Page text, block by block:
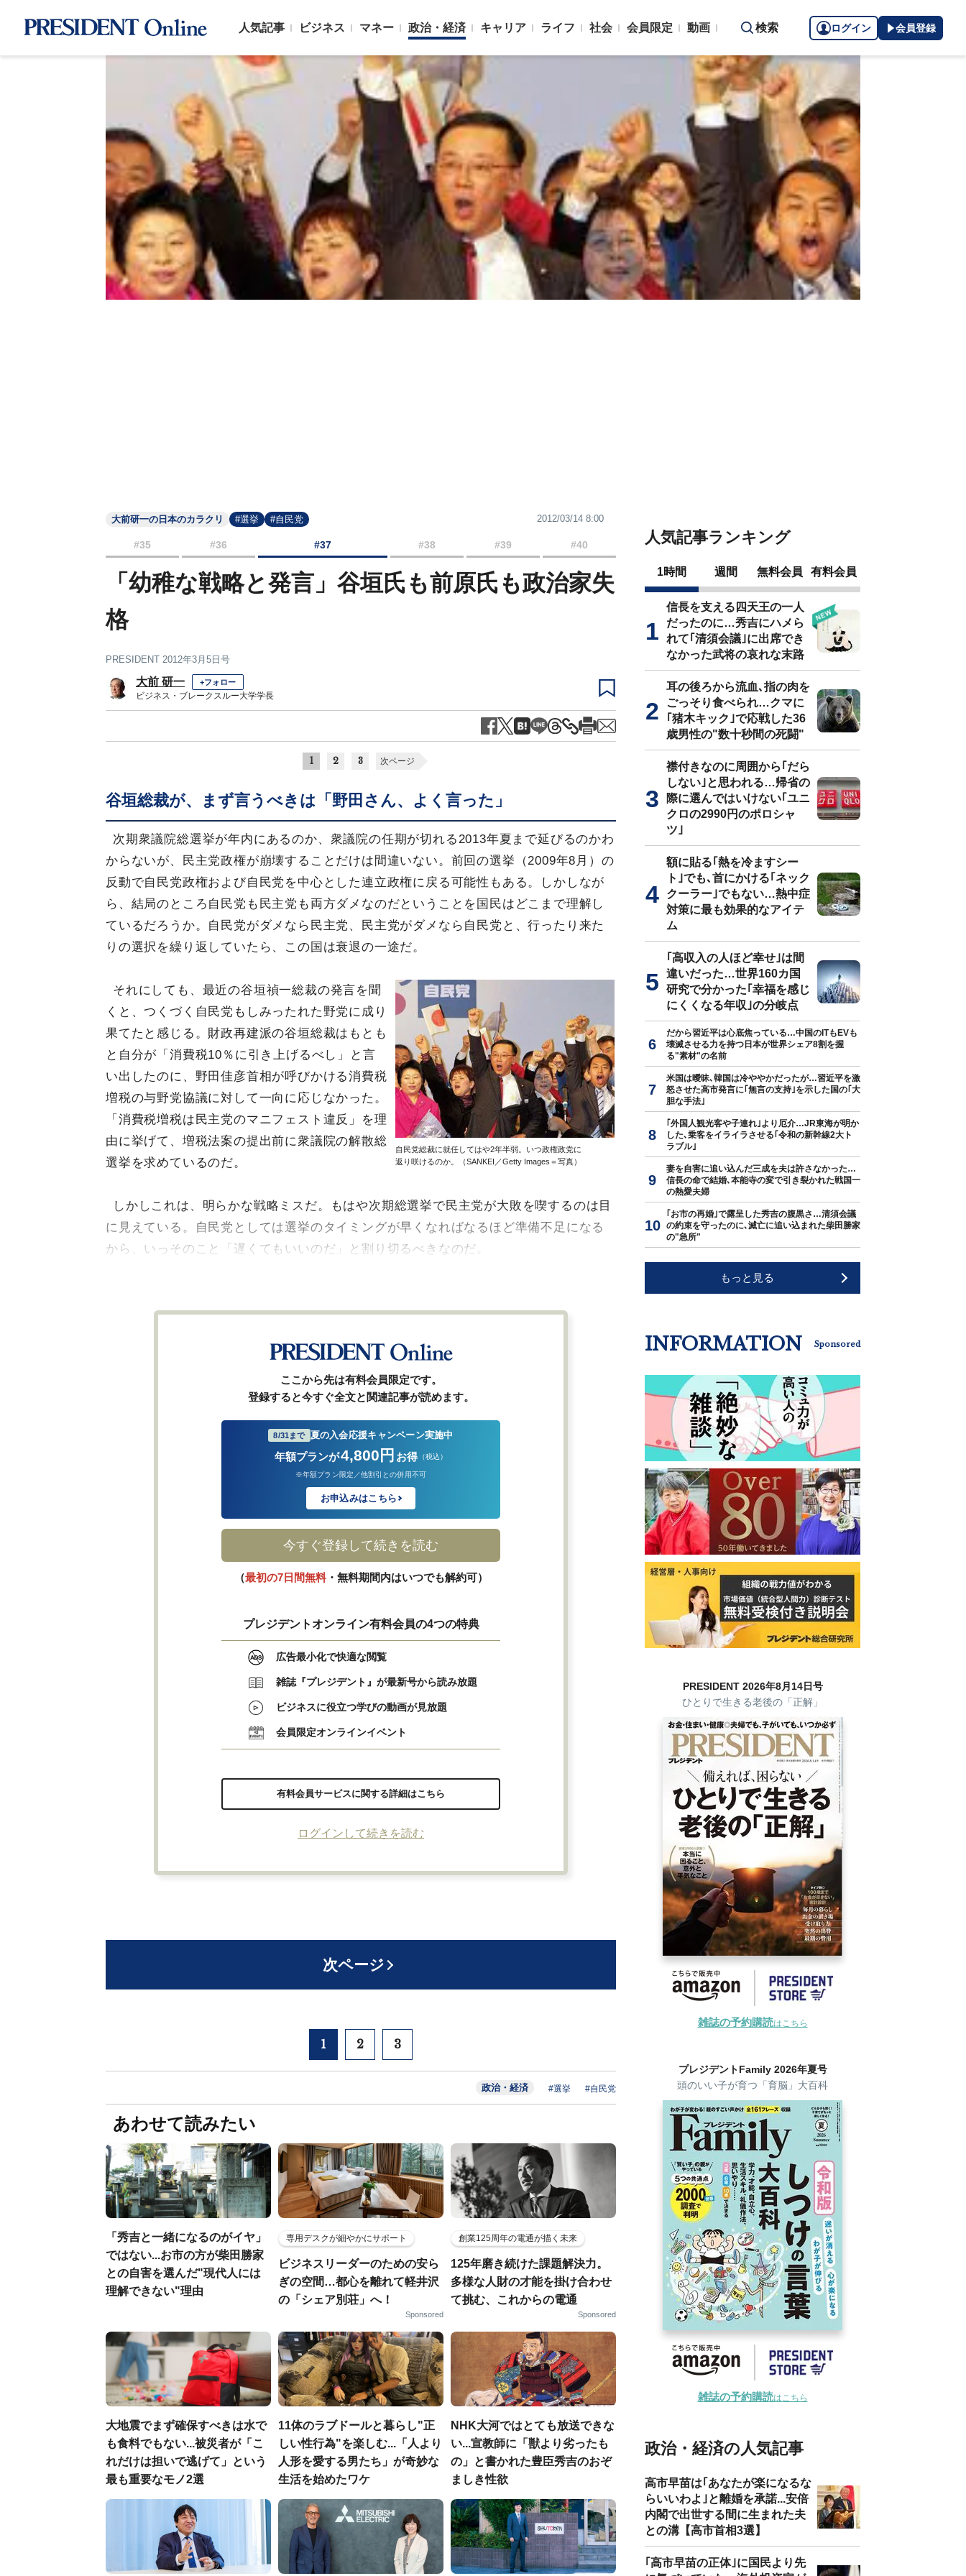
人気記事 ビジネス マネー 政治・経済 キャリア ライフ 社会 会員限定 動画 検索 ログイン 会員登録
大前研一の日本のカラクリ #選挙 #自民党 2012/03/14 8:00
#35 #36 #37 #38 #39 #40
「幼稚な戦略と発言」谷垣氏も前原氏も政治家失
格
PRESIDENT 2012年3月5日号
大前 研一 +フォロー
ビジネス・ブレークスルー大学学長
1 2 3 次ページ
谷垣総裁が、まず言うべきは「野田さん、よく言った」
次期衆議院総選挙が年内にあるのか、衆議院の任期が切れる2013年夏まで延びるのかわ
からないが、民主党政権が崩壊することだけは間違いない。前回の選挙（2009年8月）の
反動で自民党政権および自民党を中心とした連立政権に戻る可能性もある。しかしなが
ら、結局のところ自民党も民主党も両方ダメなのだということを国民はどこまで理解し
ているだろうか。自民党がダメなら民主党、民主党がダメなら自民党と、行ったり来た
りの選択を繰り返していたら、この国は衰退の一途だ。
自民党総裁に就任してはや2年半弱。いつ政権政党に
返り咲けるのか。（SANKEI／Getty Images＝写真）
それにしても、最近の谷垣禎一総裁の発言を聞
くと、つくづく自民党もしみったれた野党に成り
果てたと感じる。財政再建派の谷垣総裁はもとも
と自分が「消費税10％に引き上げるべし」と言
い出したのに、野田佳彦首相が呼びかける消費税
増税の与野党協議に対して一向に応じなかった。
「消費税増税は民主党のマニフェスト違反」を理
由に挙げて、増税法案の提出前に衆議院の解散総
選挙を求めているのだ。
しかしこれは、明らかな戦略ミスだ。もはや次期総選挙で民主党が大敗を喫するのは目
に見えている。自民党としては選挙のタイミングが早くなればなるほど準備不足になる
から、いっそのこと「遅くてもいいのだ」と割り切るべきなのだ。
ここから先は有料会員限定です。
登録すると今すぐ全文と関連記事が読めます。
8/31まで 夏の入会応援キャンペーン実施中
年額プランが4,800円 お得 （税込）
※年額プラン限定／他割引との併用不可
お申込みはこちら
今すぐ登録して続きを読む
（最初の7日間無料・無料期間内はいつでも解約可）
プレジデントオンライン有料会員の4つの特典
広告最小化で快適な閲覧
雑誌『プレジデント』が最新号から読み放題
ビジネスに役立つ学びの動画が見放題
会員限定オンラインイベント
有料会員サービスに関する詳細はこちら
ログインして続きを読む
次ページ
1 2 3
政治・経済 #選挙 #自民党
あわせて読みたい
「秀吉と一緒になるのがイヤ」
ではない...お市の方が柴田勝家
との自害を選んだ"現代人には
理解できない"理由
専用デスクが細やかにサポート
ビジネスリーダーのための安ら
ぎの空間…都心を離れて軽井沢
の「シェア別荘」へ！
Sponsored
創業125周年の電通が描く未来
125年磨き続けた課題解決力。
多様な人財の才能を掛け合わせ
て挑む、これからの電通
Sponsored
大地震でまず確保すべきは水で
も食料でもない...被災者が「こ
れだけは担いで逃げて」という
最も重要なモノ2選
11体のラブドールと暮らし"正
しい性行為"を楽しむ...「人より
人形を愛する男たち」が奇妙な
生活を始めたワケ
NHK大河ではとても放送できな
い...宣教師に「獣より劣ったも
の」と書かれた豊臣秀吉のおぞ
ましき性欲
人気記事ランキング
1時間 週間 無料会員 有料会員
信長を支える四天王の一人
だったのに…秀吉にハメら
れて｢清須会議｣に出席でき
なかった武将の哀れな末路
耳の後ろから流血､指の肉を
ごっそり食べられ…クマに
｢猪木キック｣で応戦した36
歳男性の"数十秒間の死闘"
襟付きなのに周囲から｢だら
しない｣と思われる…帰省の
際に選んではいけない｢ユニ
クロの2990円のポロシャ
ツ｣
額に貼る｢熱を冷ますシー
ト｣でも､首にかける｢ネック
クーラー｣でもない…熱中症
対策に最も効果的なアイテ
ム
｢高収入の人ほど幸せ｣は間
違いだった…世界160カ国
研究で分かった｢幸福を感じ
にくくなる年収｣の分岐点
だから習近平は心底焦っている…中国のITもEVも
壊滅させる力を持つ日本が世界シェア8割を握
る"素材"の名前
米国は曖昧､韓国は冷ややかだったが…習近平を激
怒させた高市発言に｢無言の支持｣を示した国の｢大
胆な手法｣
｢外国人観光客や子連れ｣より厄介…JR東海が明か
した､乗客をイライラさせる｢令和の新幹線2大ト
ラブル｣
妻を自害に追い込んだ三成を夫は許さなかった…
信長の命で結婚､本能寺の変で引き裂かれた戦国一
の熱愛夫婦
｢お市の再婚｣で露呈した秀吉の腹黒さ…清須会議
の約束を守ったのに､滅亡に追い込まれた柴田勝家
の"急所"
もっと見る
INFORMATION Sponsored
PRESIDENT 2026年8月14日号
ひとりで生きる老後の「正解」
雑誌の予約購読はこちら
プレジデントFamily 2026年夏号
頭のいい子が育つ「育脳」大百科
雑誌の予約購読はこちら
政治・経済の人気記事
高市早苗は｢あなたが楽になるな
らいいわよ｣と離婚を承諾...安倍
内閣で出世する間に生まれた夫
との溝【高市首相3選】
｢高市早苗の正体｣に国民より先